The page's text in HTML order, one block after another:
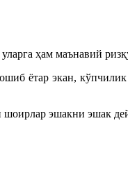
ҳам маънавий
ётар экан,
шоирлар эшакни эшак